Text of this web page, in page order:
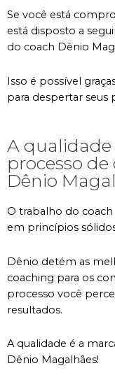
Se você está
está disposto a
do coach Dênio
Isso é possível
para despertar seus
A
processo
Dênio
O trabalho do
em princípios
Dênio detém as
coaching para os
processo você
resultados.
A qualidade é a
Dênio Magalhães!